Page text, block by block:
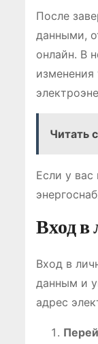
После
данными,
онлайн. В
изменения
Читать
Если у
Вход в
Вход в
данным и
адрес